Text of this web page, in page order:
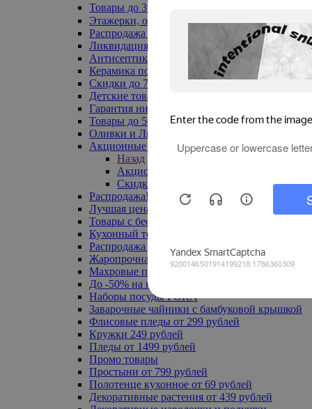
Товары до 399₽
Этажерки, обувницы
Распродажа текстиля до -50%
Ликвидация до -70%
Антисептики
Керамика по 129 руб
Скидки до 70%
Детские товары
Гарантия низкой цены
Товары до 500 руб
Оливки и Лимоны
Акционные товары
Назад
Акционные товары
Скидка 20% по промокоду
Распродажа! Ульяновск до -70%
Лучшая цена
Товары с бесплатной доставкой
Кухонный текстиль
Распродажа до -50%
Жаропрочная посуда
Махровые полотенца
До -50% на ковры
Наборы посуды FORA
Заварочные чайники с бамбуковой крышкой
Флисовые пледы от 299 рублей
Кружки 249 рублей
Пледы от 1499 рублей
Промо товары
Простыни от 799 рублей
Полотенце кухонное от 69 рублей
Декоративные растения от 439 рублей